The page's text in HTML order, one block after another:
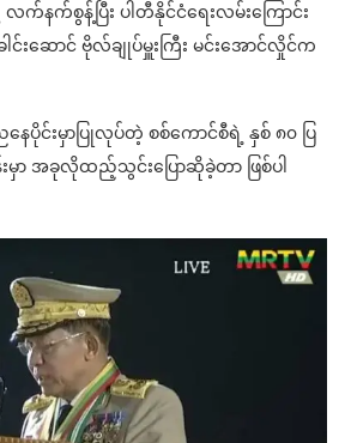
လက်နက်စွန့်ပြီး ပါတီနိုင်ငံရေးလမ်းကြောင်း
င်းဆောင် ဗိုလ်ချုပ်မှူးကြီး မင်းအောင်လှိုင်က
ပိုင်းမှာပြုလုပ်တဲ့ စစ်ကောင်စီရဲ့ နှစ် ၈၀ ပြ
ာ အခုလိုထည့်သွင်းပြောဆိုခဲ့တာ ဖြစ်ပါ